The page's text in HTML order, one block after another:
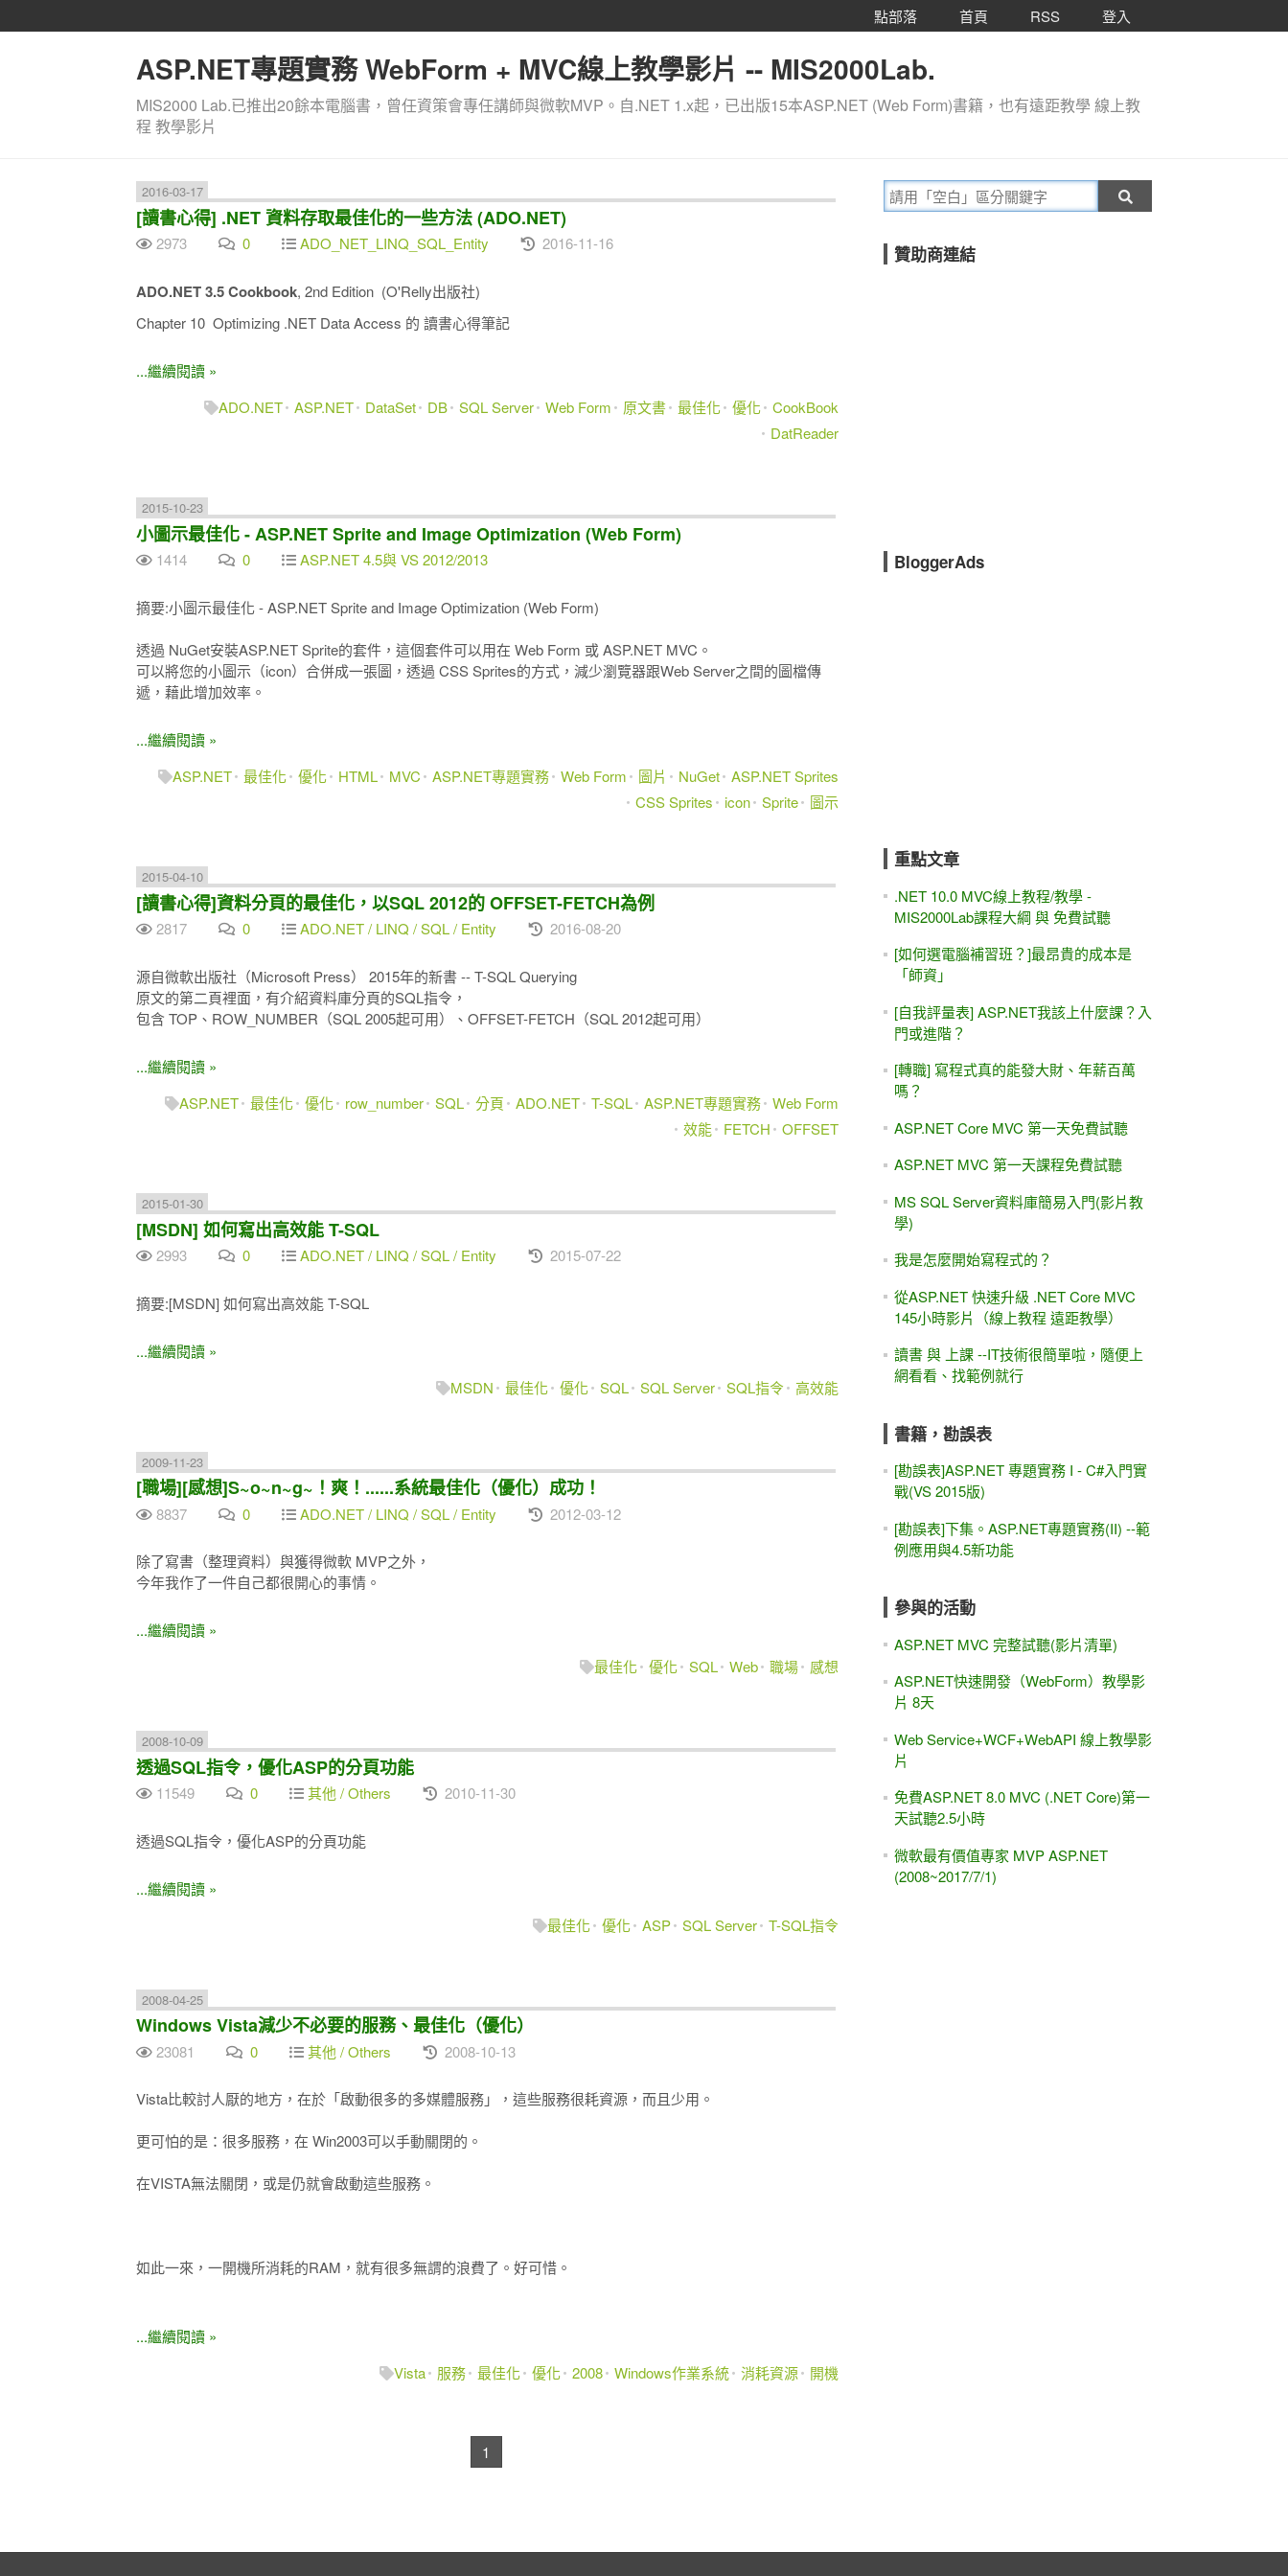
點部落 首頁 RSS 登入
ASP.NET專題實務 WebForm + MVC線上教學影片 -- MIS2000Lab.
MIS2000 Lab.已推出20餘本電腦書，曾任資策會專任講師與微軟MVP。自.NET 1.x起，已出版15本ASP.NET (Web Form)書籍，也有遠距教學 線上教
程 教學影片
2016-03-17
[讀書心得] .NET 資料存取最佳化的一些方法 (ADO.NET)
2973 0 ADO_NET_LINQ_SQL_Entity 2016-11-16
ADO.NET 3.5 Cookbook, 2nd Edition (O'Relly出版社)
Chapter 10 Optimizing .NET Data Access 的 讀書心得筆記
...繼續閱讀 »
ADO.NET ASP.NET DataSet DB SQL Server Web Form 原文書 最佳化 優化 CookBook
DatReader
2015-10-23
小圖示最佳化 - ASP.NET Sprite and Image Optimization (Web Form)
1414 0 ASP.NET 4.5與 VS 2012/2013
摘要:小圖示最佳化 - ASP.NET Sprite and Image Optimization (Web Form)
透過 NuGet安裝ASP.NET Sprite的套件，這個套件可以用在 Web Form 或 ASP.NET MVC。
可以將您的小圖示（icon）合併成一張圖，透過 CSS Sprites的方式，減少瀏覽器跟Web Server之間的圖檔傳
遞，藉此增加效率。
...繼續閱讀 »
ASP.NET 最佳化 優化 HTML MVC ASP.NET專題實務 Web Form 圖片 NuGet ASP.NET Sprites
CSS Sprites
icon Sprite 圖示
2015-04-10
[讀書心得]資料分頁的最佳化，以SQL 2012的 OFFSET-FETCH為例
2817 0 ADO.NET / LINQ / SQL / Entity 2016-08-20
源自微軟出版社（Microsoft Press） 2015年的新書 -- T-SQL Querying
原文的第二頁裡面，有介紹資料庫分頁的SQL指令，
包含 TOP、ROW_NUMBER（SQL 2005起可用）、OFFSET-FETCH（SQL 2012起可用）
...繼續閱讀 »
ASP.NET 最佳化 優化 row_number SQL 分頁 ADO.NET T-SQL ASP.NET專題實務 Web Form
效能
FETCH OFFSET
2015-01-30
[MSDN] 如何寫出高效能 T-SQL
2993 0 ADO.NET / LINQ / SQL / Entity 2015-07-22
摘要:[MSDN] 如何寫出高效能 T-SQL
...繼續閱讀 »
MSDN
最佳化 優化 SQL SQL Server SQL指令 高效能
2009-11-23
[職場][感想]S~o~n~g~！爽！......系統最佳化（優化）成功！
8837 0 ADO.NET / LINQ / SQL / Entity 2012-03-12
除了寫書（整理資料）與獲得微軟 MVP之外，
今年我作了一件自己都很開心的事情。
...繼續閱讀 »
最佳化 優化 SQL Web 職場 感想
2008-10-09
透過SQL指令，優化ASP的分頁功能
11549 0 其他 / Others 2010-11-30
透過SQL指令，優化ASP的分頁功能
...繼續閱讀 »
最佳化 優化 ASP SQL Server T-SQL指令
2008-04-25
Windows Vista減少不必要的服務、最佳化（優化）
23081 0 其他 / Others 2008-10-13
Vista比較討人厭的地方，在於「啟動很多的多媒體服務」，這些服務很耗資源，而且少用。
更可怕的是：很多服務，在 Win2003可以手動關閉的。
在VISTA無法關閉，或是仍就會啟動這些服務。
如此一來，一開機所消耗的RAM，就有很多無謂的浪費了。好可惜。
...繼續閱讀 »
Vista
服務 最佳化 優化 2008 Windows作業系統 消耗資源 開機
1
贊助商連結
BloggerAds
重點文章
.NET 10.0 MVC線上教程/教學 -
MIS2000Lab課程大綱 與 免費試聽
[如何選電腦補習班？]最昂貴的成本是
「師資」
[自我評量表] ASP.NET我該上什麼課？入
門或進階？
[轉職] 寫程式真的能發大財、年薪百萬
嗎？
ASP.NET Core MVC 第一天免費試聽
ASP.NET MVC 第一天課程免費試聽
MS SQL Server資料庫簡易入門(影片教
學)
我是怎麼開始寫程式的？
從ASP.NET 快速升級 .NET Core MVC
145小時影片（線上教程 遠距教學）
讀書 與 上課 --IT技術很簡單啦，隨便上
網看看、找範例就行
書籍，勘誤表
[勘誤表]ASP.NET 專題實務 I - C#入門實
戰(VS 2015版)
[勘誤表]下集。ASP.NET專題實務(II) --範
例應用與4.5新功能
參與的活動
ASP.NET MVC 完整試聽(影片清單)
ASP.NET快速開發（WebForm）教學影
片 8天
Web Service+WCF+WebAPI 線上教學影
片
免費ASP.NET 8.0 MVC (.NET Core)第一
天試聽2.5小時
微軟最有價值專家 MVP ASP.NET
(2008~2017/7/1)